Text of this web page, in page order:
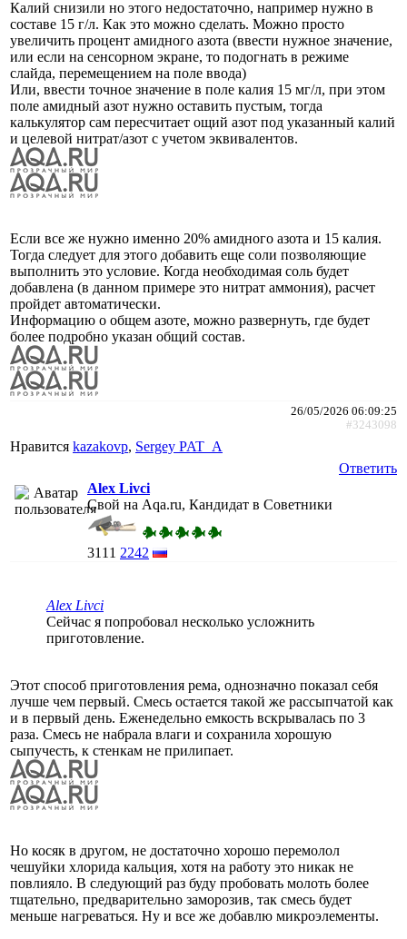
Калий снизили но этого недостаточно, например нужно в
составе 15 г/л. Как это можно сделать. Можно просто
увеличить процент амидного азота (ввести нужное значение,
или если на сенсорном экране, то подогнать в режиме
слайда, перемещением на поле ввода)
Или, ввести точное значение в поле калия 15 мг/л, при этом
поле амидный азот нужно оставить пустым, тогда
калькулятор сам пересчитает ощий азот под указанный калий
и целевой нитрат/азот с учетом эквивалентов.
Если все же нужно именно 20% амидного азота и 15 калия.
Тогда следует для этого добавить еще соли позволяющие
выполнить это условие. Когда необходимая соль будет
добавлена (в данном примере это нитрат аммония), расчет
пройдет автоматически.
Информацию о общем азоте, можно развернуть, где будет
более подробно указан общий состав.
26/05/2026 06:09:25
#3243098
Нравится kazakovp, Sergey PAT_A
Ответить
Alex Livci
Свой на Aqa.ru, Кандидат в Советники
3111 2242
Alex Livci
Сейчас я попробовал несколько усложнить
приготовление.
Этот способ приготовления рема, однозначно показал себя
лучше чем первый. Смесь остается такой же рассыпчатой как
и в первый день. Еженедельно емкость вскрывалась по 3
раза. Смесь не набрала влаги и сохранила хорошую
сыпучесть, к стенкам не прилипает.
Но косяк в другом, не достаточно хорошо перемолол
чешуйки хлорида кальция, хотя на работу это никак не
повлияло. В следующий раз буду пробовать молоть более
тщательно, предварительно заморозив, так смесь будет
меньше нагреваться. Ну и все же добавлю микроэлементы.